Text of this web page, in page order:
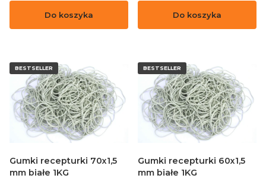
Do koszyka Do koszyka
BESTSELLER
Gumki recepturki 70x1,5
mm białe 1KG
BESTSELLER
Gumki recepturki 60x1,5
mm białe 1KG